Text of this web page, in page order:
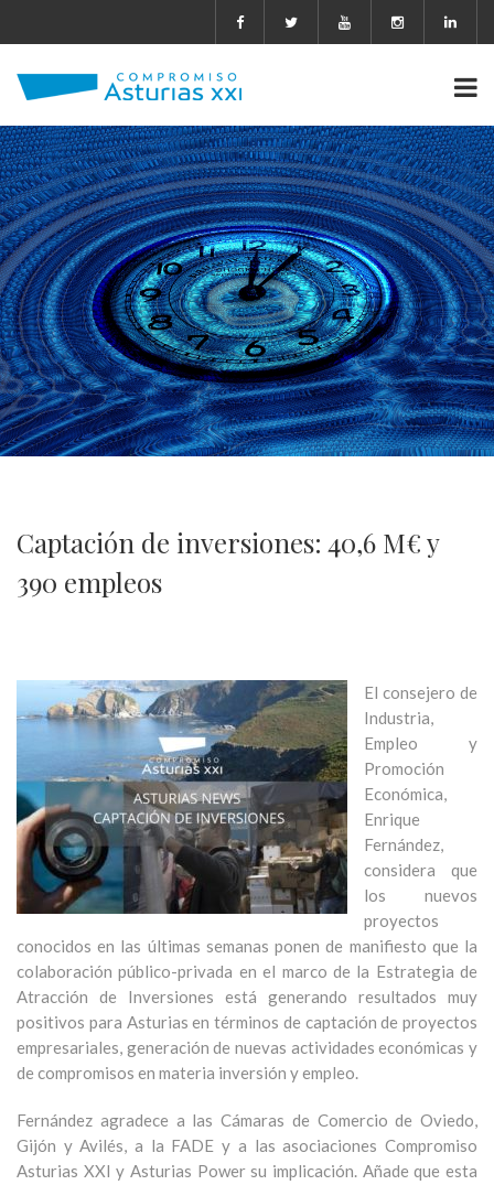
Captación de inversiones: 40,6 M€ y
390 empleos
El consejero de
Industria,
Empleo y
Promoción
Económica,
Enrique
Fernández,
considera que
los nuevos
proyectos
conocidos en las últimas semanas ponen de manifiesto que la
colaboración público-privada en el marco de la Estrategia de
Atracción de Inversiones está generando resultados muy
positivos para Asturias en términos de captación de proyectos
empresariales, generación de nuevas actividades económicas y
de compromisos en materia inversión y empleo.
Fernández agradece a las Cámaras de Comercio de Oviedo,
Gijón y Avilés, a la FADE y a las asociaciones Compromiso
Asturias XXI y Asturias Power su implicación. Añade que esta